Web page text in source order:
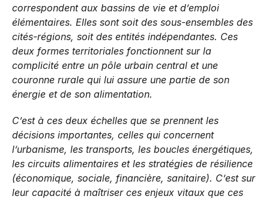
correspondent aux bassins de vie et d’emploi
élémentaires. Elles sont soit des sous-ensembles des
cités-régions, soit des entités indépendantes. Ces
deux formes territoriales fonctionnent sur la
complicité entre un pôle urbain central et une
couronne rurale qui lui assure une partie de son
énergie et de son alimentation.
C’est à ces deux échelles que se prennent les
décisions importantes, celles qui concernent
l’urbanisme, les transports, les boucles énergétiques,
les circuits alimentaires et les stratégies de résilience
(économique, sociale, financière, sanitaire). C’est sur
leur capacité à maîtriser ces enjeux vitaux que ces